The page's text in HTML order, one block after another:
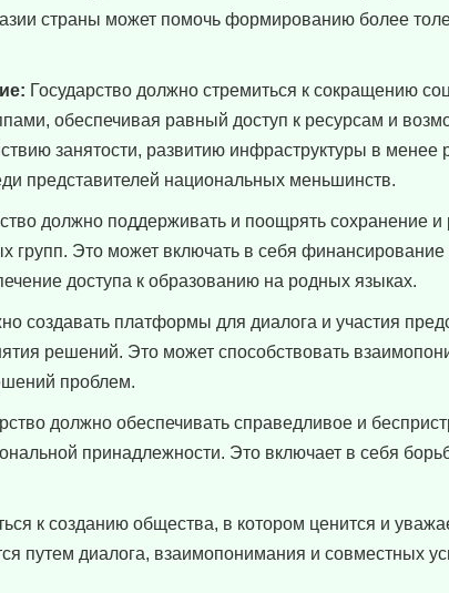
страны может помочь формированию более
Государство должно стремиться к сокращению
обеспечивая равный доступ к ресурсам и
занятости, развитию инфраструктуры в менее
представителей национальных меньшинств.
должно поддерживать и поощрять сохранение и
групп. Это может включать в себя финансирование
доступа к образованию на родных языках.
создавать платформы для диалога и участия
решений. Это может способствовать
проблем.
должно обеспечивать справедливое и
принадлежности. Это включает в себя
к созданию общества, в котором ценится и
путем диалога, взаимопонимания и совместных